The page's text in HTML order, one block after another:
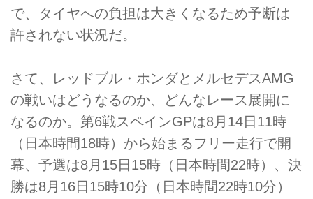
で、タイヤへの負担は大きくなるため予断は
許されない状況だ。
さて、レッドブル・ホンダとメルセデスAMG
の戦いはどうなるのか、どんなレース展開に
なるのか。第6戦スペインGPは8月14日11時
（日本時間18時）から始まるフリー走行で開
幕、予選は8月15日15時（日本時間22時）、決
勝は8月16日15時10分（日本時間22時10分）